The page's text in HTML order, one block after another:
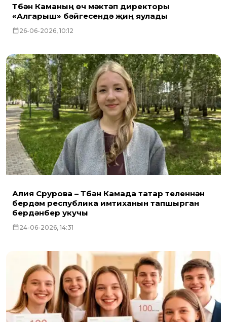
Түбән Каманың өч мәктәп директоры
«Алгарыш» бәйгесендә җиңү яулады
26-06-2026, 10:12
Алия Срурова – Түбән Камада татар теленнән
бердәм республика имтиханын тапшырган
бердәнбер укучы
24-06-2026, 14:31